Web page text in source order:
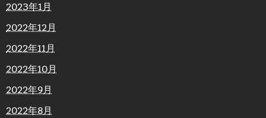
2023年1月
2022年12月
2022年11月
2022年10月
2022年9月
2022年8月